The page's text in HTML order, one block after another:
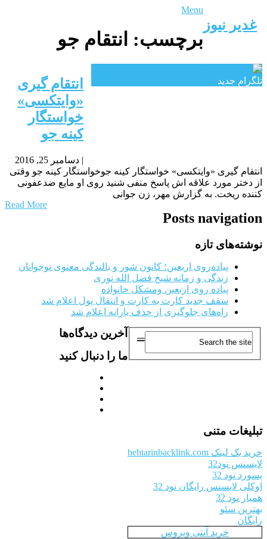
غدیر نیوز
Menu
برچسب: انتقام جو
تلگرام جدید
انتقام گیری
«وایتکسی»
خواستگار
کینه جو
| دسامبر 25, 2016
انتقام گیری «وایتکسی» خواستگار کینه جوخواستگار کینه جو وقتی
از دختر مورد علاقه اش پاسخ منفی شنید روی او مایع ضدعفونی
کننده ریخت. به گزارش مهر، زن جوانی
Read More
Posts navigation
نوشته‌های تازه
پیاده‌روی اربعین؛ کانون شور و بالندگی معنوی نوجوانان
زندگی و زمانه شیخ فضل الله نوری
پیاده روی اربعین ومشکل خانواده
سقف جدید کارت به کارت و انتقال پول اعلام شد
راه‌های جلوگیری از حذف یارانه اعلام شد
آخرین دیدگاه‌ها
ما را دنبال کنید
تبلیغات متنی
خرید بک لینک behtarinbacklink.com
لایسنس نود32
پسورد نود 32
اوکلی لایسنس رایگان نود 32
همیار نود 32
بهترین سئو
رایگان
خرید آنتی ویروس